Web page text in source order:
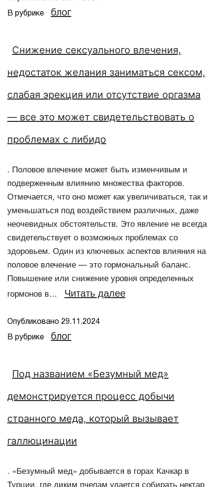
В рубрике блог
Снижение сексуального влечения,
недостаток желания заниматься сексом,
слабая эрекция или отсутствие оргазма
— все это может свидетельствовать о
проблемах с либидо
. Половое влечение может быть изменчивым и
подверженным влиянию множества факторов.
Отмечается, что оно может как увеличиваться, так и
уменьшаться под воздействием различных, даже
неочевидных обстоятельств. Это явление не всегда
свидетельствует о возможных проблемах со
здоровьем. Один из ключевых аспектов влияния на
половое влечение — это гормональный баланс.
Повышение или снижение уровня определенных
гормонов в…
Читать далее
Опубликовано 29.11.2024
В рубрике блог
Под названием «Безумный мед»
демонстрируется процесс добычи
странного меда, который вызывает
галлюцинации
. «Безумный мед» добывается в горах Качкар в
Турции, где диким пчелам удается собирать нектар